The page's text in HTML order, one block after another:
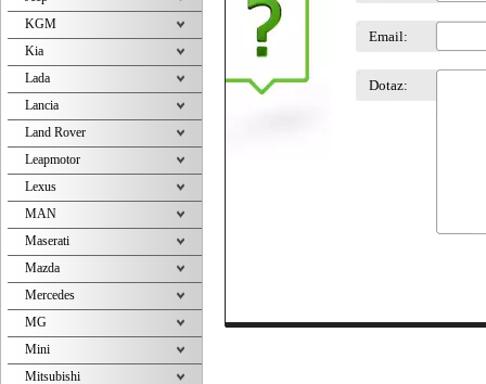
Email:
Dotaz:
KGM
Kia
Lada
Lancia
Land Rover
Leapmotor
Lexus
MAN
Maserati
Mazda
Mercedes
MG
Mini
Mitsubishi